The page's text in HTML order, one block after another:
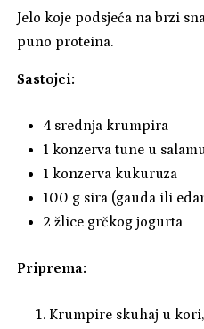
Jelo koje podsjeća na brzi
puno proteina.
Sastojci:
4 srednja krumpira
1 konzerva tune u
1 konzerva kukuruza
100 g sira (gauda ili
2 žlice grčkog jogurta
Priprema:
Krumpire skuhaj u